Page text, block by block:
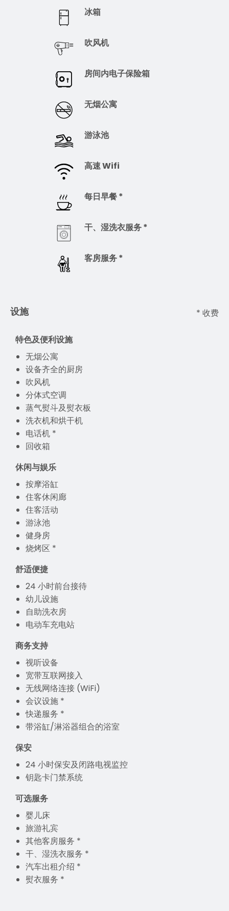
冰箱
吹风机
房间内电子保险箱
无烟公寓
游泳池
高速 Wifi
每日早餐 *
干、湿洗衣服务 *
客房服务 *
设施 * 收费
特色及便利设施
无烟公寓
设备齐全的厨房
吹风机
分体式空调
蒸气熨斗及熨衣板
洗衣机和烘干机
电话机 *
回收箱
休闲与娱乐
按摩浴缸
住客休闲廊
住客活动
游泳池
健身房
烧烤区 *
舒适便捷
24 小时前台接待
幼儿设施
自助洗衣房
电动车充电站
商务支持
视听设备
宽带互联网接入
无线网络连接 (WiFi)
会议设施 *
快递服务 *
带浴缸/淋浴器组合的浴室
保安
24 小时保安及闭路电视监控
钥匙卡门禁系统
可选服务
婴儿床
旅游礼宾
其他客房服务 *
干、湿洗衣服务 *
汽车出租介绍 *
熨衣服务 *